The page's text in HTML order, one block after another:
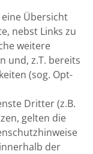
Übersicht
nebst Links zu
weitere
und, z.T. bereits
(sog. Opt-
Dritter (z.B.
gelten die
der